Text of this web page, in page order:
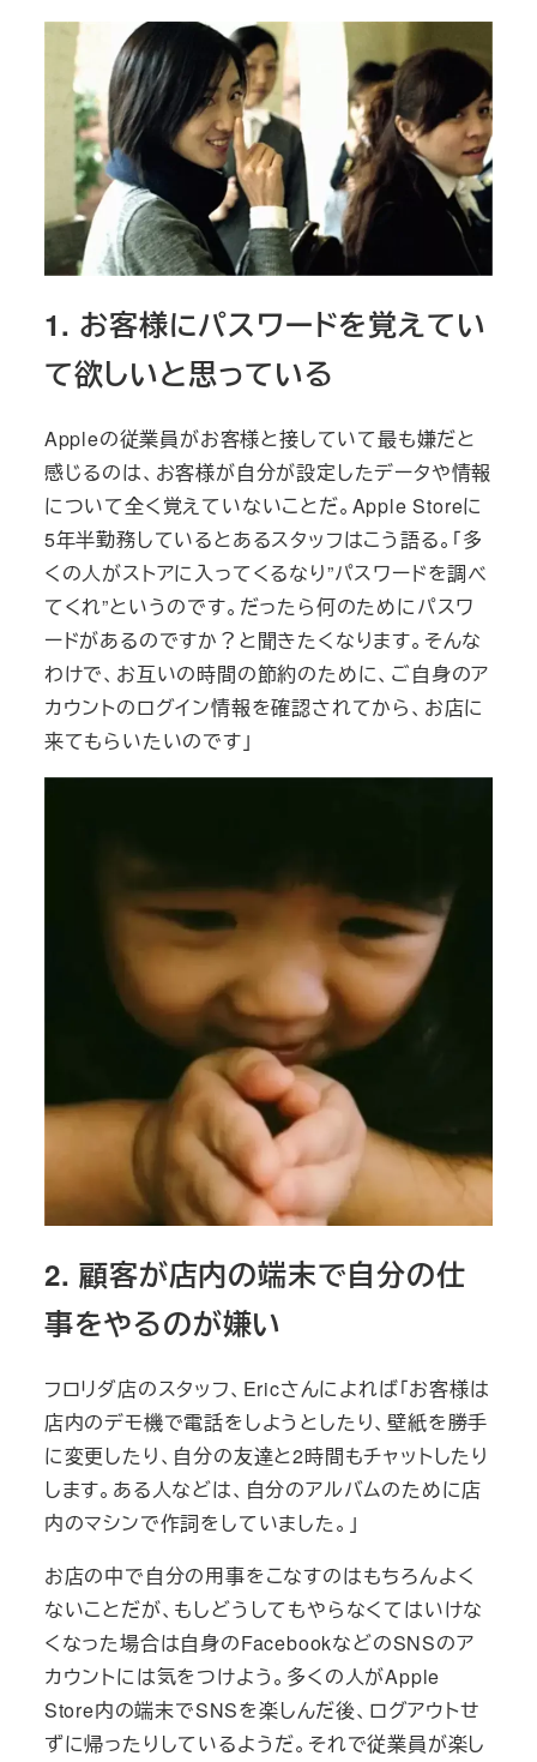
1. お客様にパスワードを覚えてい
て欲しいと思っている
Appleの従業員がお客様と接していて最も嫌だと
感じるのは、お客様が自分が設定したデータや情報
について全く覚えていないことだ。Apple Storeに
5年半勤務しているとあるスタッフはこう語る。「多
くの人がストアに入ってくるなり”パスワードを調べ
てくれ”というのです。だったら何のためにパスワ
ードがあるのですか？と聞きたくなります。そんな
わけで、お互いの時間の節約のために、ご自身のア
カウントのログイン情報を確認されてから、お店に
来てもらいたいのです」
2. 顧客が店内の端末で自分の仕
事をやるのが嫌い
フロリダ店のスタッフ、Ericさんによれば「お客様は
店内のデモ機で電話をしようとしたり、壁紙を勝手
に変更したり、自分の友達と2時間もチャットしたり
します。ある人などは、自分のアルバムのために店
内のマシンで作詞をしていました。」
お店の中で自分の用事をこなすのはもちろんよく
ないことだが、もしどうしてもやらなくてはいけな
くなった場合は自身のFacebookなどのSNSのア
カウントには気をつけよう。多くの人がApple
Store内の端末でSNSを楽しんだ後、ログアウトせ
ずに帰ったりしているようだ。それで従業員が楽し